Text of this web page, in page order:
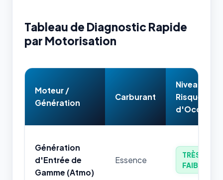
Tableau de Diagnostic Rapide
par Motorisation
Moteur /
Génération
Carburant
Niveau de
Risque
d'Occasion
Génération
d'Entrée de
Gamme (Atmo)
Essence
TRÈS
FAIBLE